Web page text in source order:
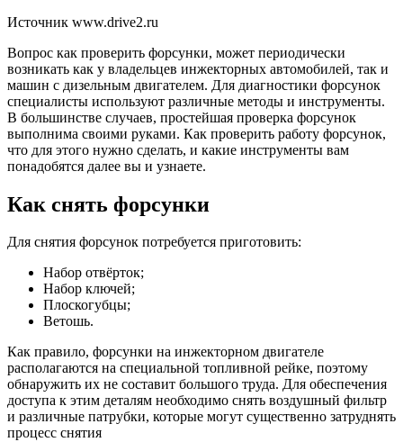
Источник www.drive2.ru
Вопрос как проверить форсунки, может периодически
возникать как у владельцев инжекторных автомобилей, так и
машин с дизельным двигателем. Для диагностики форсунок
специалисты используют различные методы и инструменты.
В большинстве случаев, простейшая проверка форсунок
выполнима своими руками. Как проверить работу форсунок,
что для этого нужно сделать, и какие инструменты вам
понадобятся далее вы и узнаете.
Как снять форсунки
Для снятия форсунок потребуется приготовить:
Набор отвёрток;
Набор ключей;
Плоскогубцы;
Ветошь.
Как правило, форсунки на инжекторном двигателе
располагаются на специальной топливной рейке, поэтому
обнаружить их не составит большого труда. Для обеспечения
доступа к этим деталям необходимо снять воздушный фильтр
и различные патрубки, которые могут существенно затруднять
процесс снятия